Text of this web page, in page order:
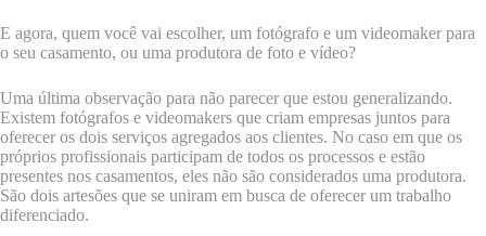
E agora, quem você vai escolher, um fotógrafo e um videomaker para
o seu casamento, ou uma produtora de foto e vídeo?
Uma última observação para não parecer que estou generalizando.
Existem fotógrafos e videomakers que criam empresas juntos para
oferecer os dois serviços agregados aos clientes. No caso em que os
próprios profissionais participam de todos os processos e estão
presentes nos casamentos, eles não são considerados uma produtora.
São dois artesões que se uniram em busca de oferecer um trabalho
diferenciado.